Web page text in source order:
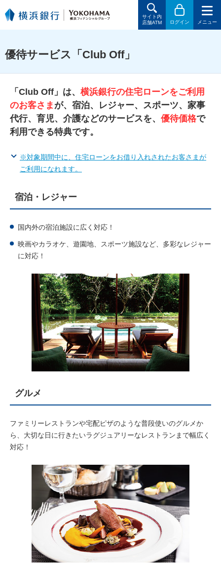
サイト内
店舗ATM
ログイン メニュー
優待サービス「Club Off」
「Club Off」は、 横浜銀行の住宅ローンをご利用
のお客さま が、宿泊、レジャー、スポーツ、家事
代行、育児、介護などのサービスを、 優待価格で
利用できる特典です。
※対象期間中に、住宅ローンをお借り入れされたお客さまが
ご利用になれます。
宿泊・レジャー
国内外の宿泊施設に広く対応！
映画やカラオケ、遊園地、スポーツ施設など、多彩なレジャー
に対応！
グルメ
ファミリーレストランや宅配ピザのような普段使いのグルメか
ら、大切な日に行きたいラグジュアリーなレストランまで幅広く
対応！